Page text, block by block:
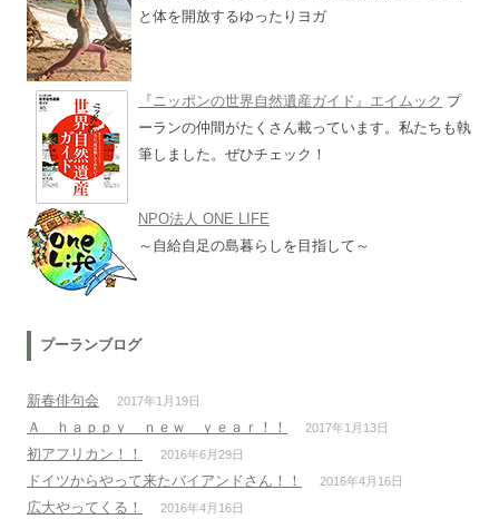
と体を開放するゆったりヨガ
『ニッポンの世界自然遺産ガイド』エイムック プ
ーランの仲間がたくさん載っています。私たちも執
筆しました。ぜひチェック！
NPO法人 ONE LIFE
～自給自足の島暮らしを目指して～
プーランブログ
新春俳句会 2017年1月19日
Ａ ｈａｐｐｙ ｎｅｗ ｙｅａｒ！！ 2017年1月13日
初アフリカン！！ 2016年6月29日
ドイツからやって来たバイアンドさん！！ 2016年4月16日
広大やってくる！ 2016年4月16日